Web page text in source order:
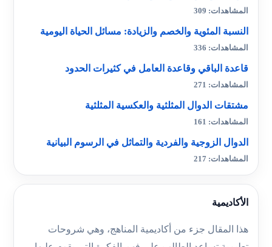
المشاهدات: 309
النسبة المئوية والخصم والزيادة: مسائل الحياة اليومية
المشاهدات: 336
قاعدة الباقي وقاعدة العامل في كثيرات الحدود
المشاهدات: 271
مشتقات الدوال المثلثية والعكسية المثلثية
المشاهدات: 161
الدوال الزوجية والفردية والتماثل في الرسوم البيانية
المشاهدات: 217
الأكاديمية
هذا المقال جزء من أكاديمية المناهج، وهي شروحات